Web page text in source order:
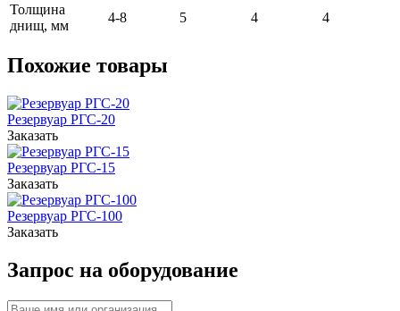
Толщина
днищ, мм
4-8 5 4 4
Похожие товары
Резервуар РГС-20
Заказать
Резервуар РГС-15
Заказать
Резервуар РГС-100
Заказать
Запрос на оборудование